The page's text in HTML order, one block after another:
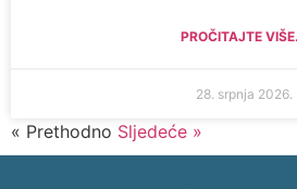
PROČITAJTE
28. srpnja 2026.
« Prethodno Sljedeće »